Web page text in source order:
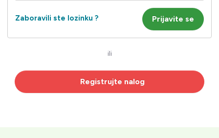
Zaboravili ste lozinku ?
ili
Registrujte nalog